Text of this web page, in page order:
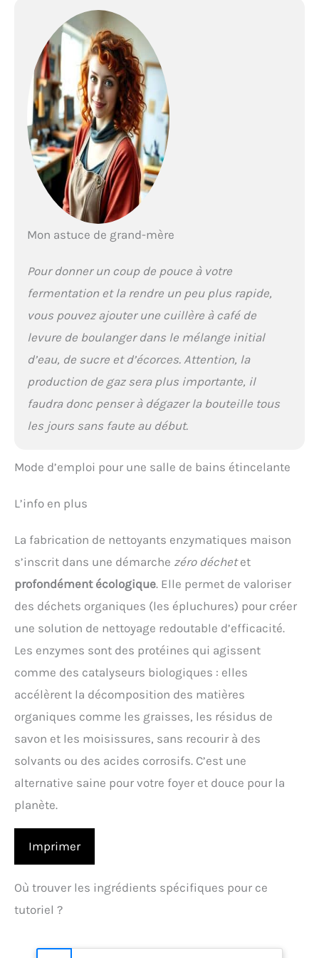
Mon astuce de grand-mère
Pour donner un coup de pouce à votre
fermentation et la rendre un peu plus rapide,
vous pouvez ajouter une cuillère à café de
levure de boulanger dans le mélange initial
d’eau, de sucre et d’écorces. Attention, la
production de gaz sera plus importante, il
faudra donc penser à dégazer la bouteille tous
les jours sans faute au début.
Mode d’emploi pour une salle de bains étincelante
L’info en plus
La fabrication de nettoyants enzymatiques maison
s’inscrit dans une démarche zéro déchetet
profondément écologique. Elle permet de valoriser
des déchets organiques (les épluchures) pour créer
une solution de nettoyage redoutable d’efficacité.
Les enzymes sont des protéines qui agissent
comme des catalyseurs biologiques : elles
accélèrent la décomposition des matières
organiques comme les graisses, les résidus de
savon et les moisissures, sans recourir à des
solvants ou des acides corrosifs. C’est une
alternative saine pour votre foyer et douce pour la
planète.
Imprimer
Où trouver les ingrédients spécifiques pour ce
tutoriel ?